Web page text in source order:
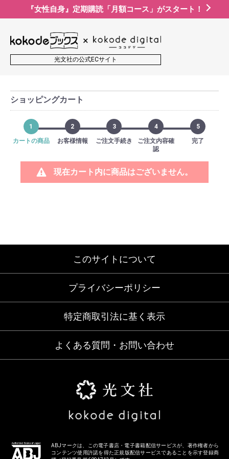
『女性自身』定期購読「月額コース」がスタート！
光文社の公式ECサイト
ショッピングカート
1
カートの商品
2
お客様情報
3
ご注文手続き
4
ご注文内容確
認
5
完了
現在カート内に商品はございません。
このサイトについて
プライバシーポリシー
特定商取引法に基く表示
よくある質問・お問い合わせ
ABJマークは、この電子書店・電子書籍配信サービスが、著作権者から
コンテンツ使用許諾を得た正規版配信サービスであることを示す登録商